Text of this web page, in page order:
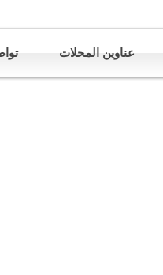
عناوين المحلات